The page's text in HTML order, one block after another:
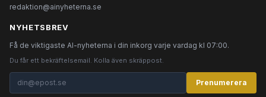
redaktion@ainyheterna.se
NYHETSBREV
Få de viktigaste AI-nyheterna i din inkorg varje vardag kl 07:00.
Du får ett bekräftelsemail. Kolla även skräppost.
Prenumerera